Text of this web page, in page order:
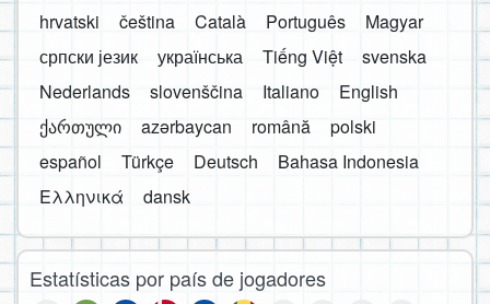
hrvatski
čeština Català Português
Magyar
српски језик
українська Tiếng Việt
svenska
Nederlands
slovenščina Italiano
English
ქართული
azərbaycan română
polski
español
Türkçe Deutsch
Bahasa Indonesia
Ελληνικά
dansk
Estatísticas por país de jogadores